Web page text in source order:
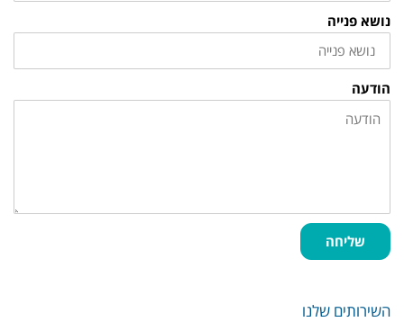
נושא פנייה
הודעה
שליחה
השירותים שלנו